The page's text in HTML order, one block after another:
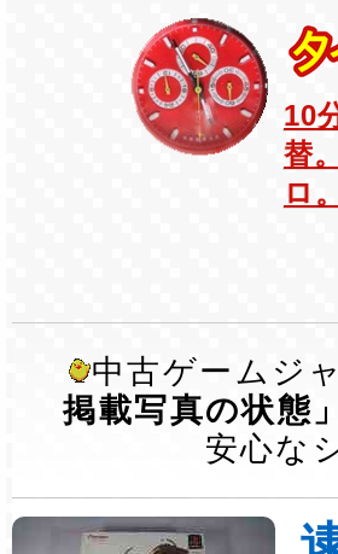
10
替
ロ。
中古ゲームジ
掲載写真の状態」
安心な